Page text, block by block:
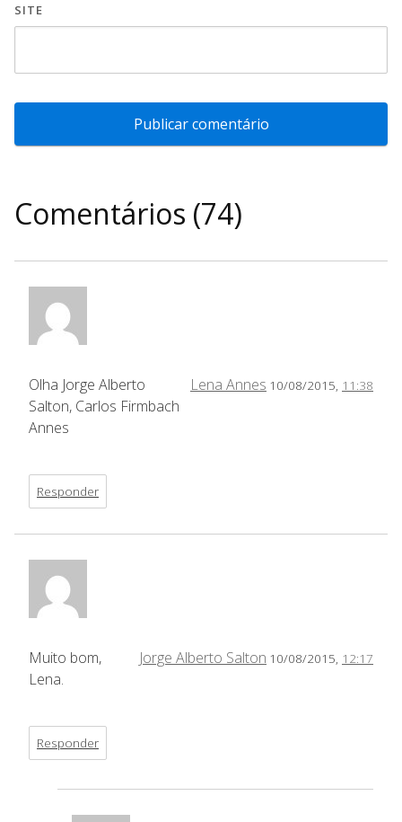
SITE
Comentários (74)
Lena Annes 10/08/2015, 11:38
Olha Jorge Alberto
Salton, Carlos Firmbach
Annes
Responder
Jorge Alberto Salton 10/08/2015, 12:17
Muito bom,
Lena.
Responder